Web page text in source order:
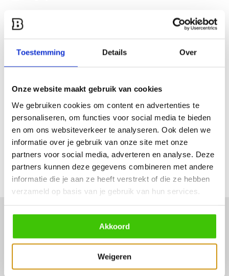
Toestemming Details Over
Onze website maakt gebruik van cookies
We gebruiken cookies om content en advertenties te
personaliseren, om functies voor social media te bieden
en om ons websiteverkeer te analyseren. Ook delen we
informatie over je gebruik van onze site met onze
partners voor social media, adverteren en analyse. Deze
partners kunnen deze gegevens combineren met andere
informatie die je aan ze heeft verstrekt of die ze hebben
verzameld op basis van je gebruik van hun services.
Akkoord
Weigeren
Heb je een vraag over dit product?
Stuur ons een mail
Productomschrijving
Specificaties
Delen
Hulp of advies nodig?
Vraag het een van onze specialisten!
Stuur gemakkelijk een Whatsapp.